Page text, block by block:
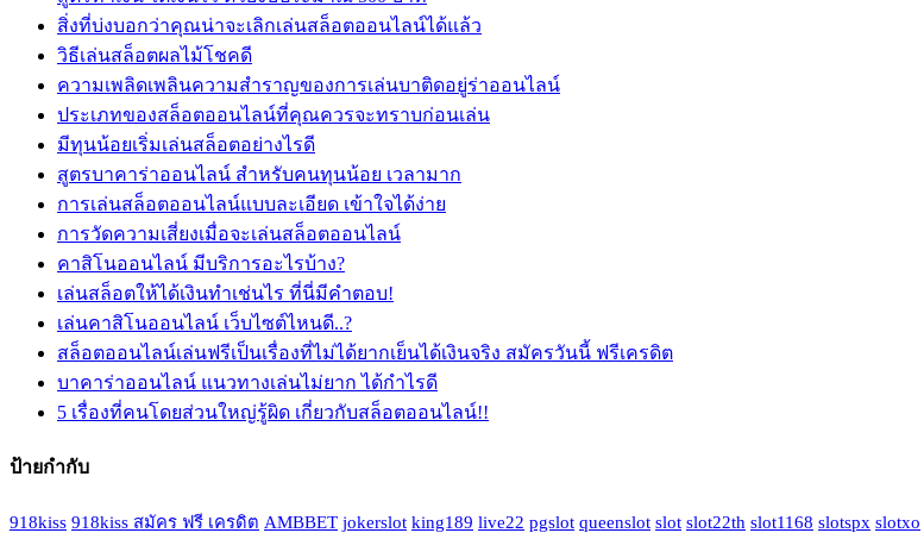
สิ่งที่บ่งบอกว่าคุณน่าจะเลิกเล่นสล็อตออนไลน์ได้แล้ว
วิธีเล่นสล็อตผลไม้โชคดี
ความเพลิดเพลินความสำราญของการเล่นบาติดอยู่ร่าออนไลน์
ประเภทของสล็อตออนไลน์ที่คุณควรจะทราบก่อนเล่น
มีทุนน้อยเริ่มเล่นสล็อตอย่างไรดี
สูตรบาคาร่าออนไลน์ สำหรับคนทุนน้อย เวลามาก
การเล่นสล็อตออนไลน์แบบละเอียด เข้าใจได้ง่าย
การวัดความเสี่ยงเมื่อจะเล่นสล็อตออนไลน์
คาสิโนออนไลน์ มีบริการอะไรบ้าง?
เล่นสล็อตให้ได้เงินทำเช่นไร ที่นี่มีคำตอบ!
เล่นคาสิโนออนไลน์ เว็บไซต์ไหนดี..?
สล็อตออนไลน์เล่นฟรีเป็นเรื่องที่ไม่ได้ยากเย็นได้เงินจริง สมัครวันนี้ ฟรีเครดิต
บาคาร่าออนไลน์ แนวทางเล่นไม่ยาก ได้กำไรดี
5 เรื่องที่คนโดยส่วนใหญ่รู้ผิด เกี่ยวกับสล็อตออนไลน์!!
ป้ายกำกับ
918kiss 918kiss สมัคร ฟรี เครดิต AMBBET jokerslot king189 live22 pgslot queenslot slot slot22th slot1168 slotspx slotxo